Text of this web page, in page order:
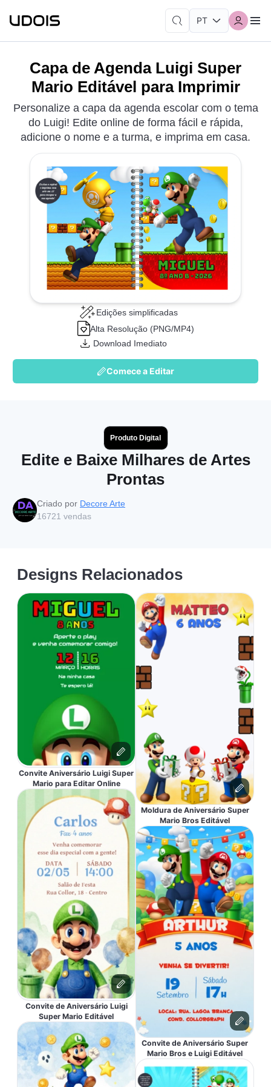
Capa de Agenda Luigi Super
Mario Editável para Imprimir
Personalize a capa da agenda escolar com o tema
do Luigi! Edite online de forma fácil e rápida,
adicione o nome e a turma, e imprima em casa.
Edições simplificadas
Alta Resolução (PNG/MP4)
Download Imediato
Comece a Editar
Produto Digital
Edite e Baixe Milhares de Artes
Prontas
Criado por Decore Arte
16721 vendas
Designs Relacionados
Convite Aniversário Luigi Super
Mario para Editar Online
Convite de Aniversário Luigi
Super Mario Editável
Moldura de Aniversário Super
Mario Bros Editável
Convite de Aniversário Super
Mario Bros e Luigi Editável